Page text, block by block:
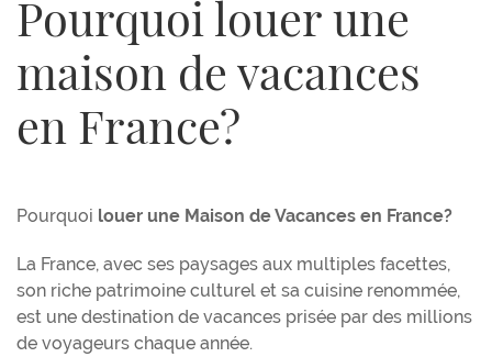
Pourquoi louer une
maison de vacances
en France?
Pourquoi louer une Maison de Vacances en France?
La France, avec ses paysages aux multiples facettes,
son riche patrimoine culturel et sa cuisine renommée,
est une destination de vacances prisée par des millions
de voyageurs chaque année.